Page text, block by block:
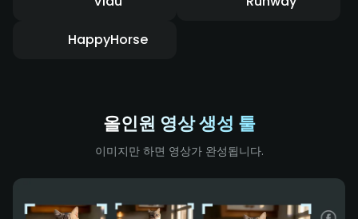
HappyHorse
올인원 영상 생성 툴
이미지만 하면 영상가 완성됩니다.